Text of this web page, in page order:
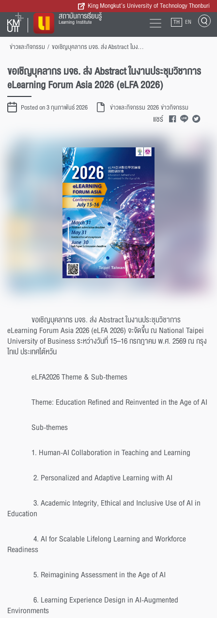
King Mongkut’s University of Technology Thonburi
สถาบันการเรียนรู้
Learning Institute TH EN
ข่าวและกิจกรรม / ขอเชิญบุคลากร มจธ. ส่ง Abstract ในงานประชุมวิชาการ eLearning Forum Asia 2026 (eLFA 2026)
ขอเชิญบุคลากร มจธ. ส่ง Abstract ในงานประชุมวิชาการ
eLearning Forum Asia 2026 (eLFA 2026)
Posted on 3 กุมภาพันธ์ 2026 ข่าวและกิจกรรม 2026ข่าวกิจกรรม
แชร์
ขอเชิญบุคลากร มจธ. ส่ง Abstract ในงานประชุมวิชาการ
eLearning Forum Asia 2026 (eLFA 2026) จะจัดขึ้น ณ National Taipei
University of Business ระหว่างวันที่ 15–16 กรกฎาคม พ.ศ. 2569 ณ กรุง
ไทเป ประเทศไต้หวัน
eLFA2026 Theme & Sub-themes
Theme: Education Refined and Reinvented in the Age of AI
Sub-themes
1. Human-AI Collaboration in Teaching and Learning
2. Personalized and Adaptive Learning with AI
3. Academic Integrity, Ethical and Inclusive Use of AI in
Education
4. AI for Scalable Lifelong Learning and Workforce
Readiness
5. Reimagining Assessment in the Age of AI
6. Learning Experience Design in AI-Augmented
Environments